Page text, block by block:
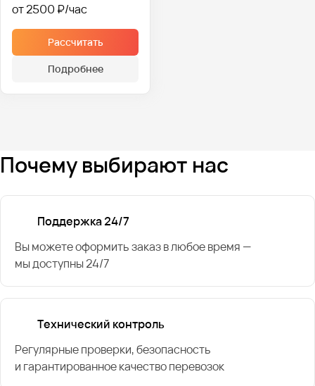
от 2500 ₽
Рассчитать
Подробнее
Почему выбирают нас
Поддержка 24/7
Вы можете оформить заказ в любое время —
мы доступны 24/7
Технический контроль
Регулярные проверки, безопасность
и гарантированное качество перевозок